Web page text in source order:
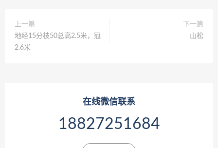
上一篇
地经15分枝50总高2.5米，冠
2.6米
下一篇
山松
在线微信联系
18827251684